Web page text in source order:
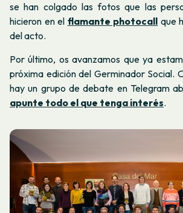
se han colgado las fotos que las
hicieron en el flamante photocall que
del acto.
Por último, os avanzamos que ya
próxima edición del Germinador Social.
hay un grupo de debate en Telegram
apunte todo el que tenga interés.